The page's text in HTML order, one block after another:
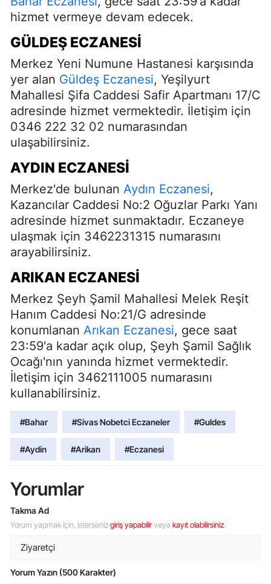
hizmet vermeye devam edecek.
GÜLDEŞ ECZANESİ
Merkez Yeni Numune Hastanesi karşısında
yer alan Güldeş Eczanesi, Yeşilyurt
Mahallesi Şifa Caddesi Safir Apartmanı 17/C
adresinde hizmet vermektedir. İletişim için
0346 222 32 02 numarasından
ulaşabilirsiniz.
AYDIN ECZANESİ
Merkez'de bulunan Aydın Eczanesi,
Kazancılar Caddesi No:2 Oğuzlar Parkı Yanı
adresinde hizmet sunmaktadır. Eczaneye
ulaşmak için 3462231315 numarasını
arayabilirsiniz.
ARIKAN ECZANESİ
Merkez Şeyh Şamil Mahallesi Melek Reşit
Hanım Caddesi No:21/G adresinde
konumlanan Arıkan Eczanesi, gece saat
23:59'a kadar açık olup, Şeyh Şamil Sağlık
Ocağı'nın yanında hizmet vermektedir.
İletişim için 3462111005 numarasını
kullanabilirsiniz.
#Bahar #Sivas Nobetci Eczaneler #Guldes
#Aydin #Arikan #Eczanesi
Yorumlar
Takma Ad
Yorum yapmak için, istersenizgiriş yapabilirveya kayıt olabilirsiniz.
Yorum Yazın (500 Karakter)